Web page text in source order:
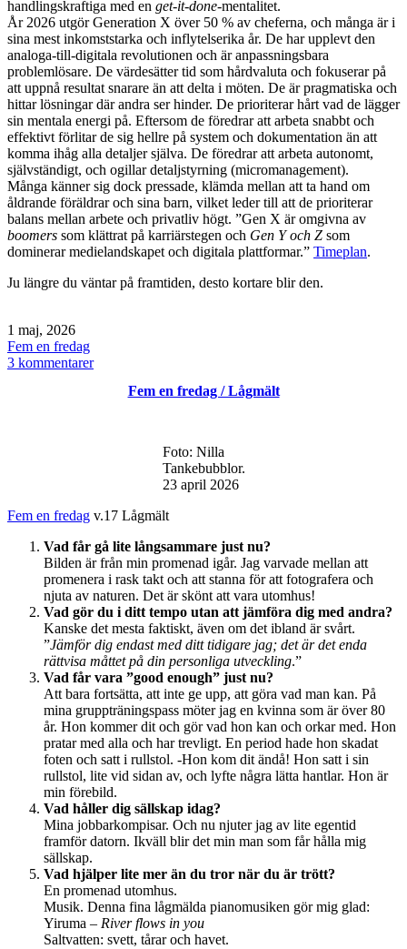
handlingskraftiga med en get-it-done-mentalitet.
År 2026 utgör Generation X över 50 % av cheferna, och många är i
sina mest inkomststarka och inflytelserika år. De har upplevt den
analoga-till-digitala revolutionen och är anpassningsbara
problemlösare. De värdesätter tid som hårdvaluta och fokuserar på
att uppnå resultat snarare än att delta i möten. De är pragmatiska och
hittar lösningar där andra ser hinder. De prioriterar hårt vad de lägger
sin mentala energi på. Eftersom de föredrar att arbeta snabbt och
effektivt förlitar de sig hellre på system och dokumentation än att
komma ihåg alla detaljer själva. De föredrar att arbeta autonomt,
självständigt, och ogillar detaljstyrning (micromanagement).
Många känner sig dock pressade, klämda mellan att ta hand om
åldrande föräldrar och sina barn, vilket leder till att de prioriterar
balans mellan arbete och privatliv högt. ”Gen X är omgivna av
boomers som klättrat på karriärstegen och Gen Y och Z som
dominerar medielandskapet och digitala plattformar.” Timeplan.
Ju längre du väntar på framtiden, desto kortare blir den.
Publicerat
den
1 maj, 2026
Kategoriserat
som
Fem en fredag
3 kommentarertill
Fem en fredag / Lågmält
Foto: Nilla
Tankebubblor.
23 april 2026
Fem en fredag v.17 Lågmält
Vad får gå lite långsammare just nu?
Bilden är från min promenad igår. Jag varvade mellan att
promenera i rask takt och att stanna för att fotografera och
njuta av naturen. Det är skönt att vara utomhus!
Vad gör du i ditt tempo utan att jämföra dig med andra?
Kanske det mesta faktiskt, även om det ibland är svårt.
”Jämför dig endast med ditt tidigare jag; det är det enda
rättvisa måttet på din personliga utveckling.”
Vad får vara ”good enough” just nu?
Att bara fortsätta, att inte ge upp, att göra vad man kan. På
mina gruppträningspass möter jag en kvinna som är över 80
år. Hon kommer dit och gör vad hon kan och orkar med. Hon
pratar med alla och har trevligt. En period hade hon skadat
foten och satt i rullstol. -Hon kom dit ändå! Hon satt i sin
rullstol, lite vid sidan av, och lyfte några lätta hantlar. Hon är
min förebild.
Vad håller dig sällskap idag?
Mina jobbarkompisar. Och nu njuter jag av lite egentid
framför datorn. Ikväll blir det min man som får hålla mig
sällskap.
Vad hjälper lite mer än du tror när du är trött?
En promenad utomhus.
Musik. Denna fina lågmälda pianomusiken gör mig glad:
Yiruma – River flows in you
Saltvatten: svett, tårar och havet.